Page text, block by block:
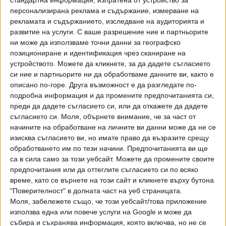
персонализирана реклама и съдържание, измерване на
рекламата и съдържанието, изследване на аудиторията и
развитие на услуги. С ваше разрешение ние и партньорите
ни може да използваме точни данни за географско
позициониране и идентификация чрез сканиране на
устройството. Можете да кликнете, за да дадете съгласието
си ние и партньорите ни да обработваме данните ви, както е
описано по-горе. Друга възможност е да разгледате по-
подробна информация и да промените предпочитанията си,
преди да дадете съгласието си, или да откажете да дадете
съгласието си. Моля, обърнете внимание, че за част от
начините на обработване на личните ви данни може да не се
изисква съгласието ви, но имате право да възразите срещу
обработването им по тези начини. Предпочитанията ви ще
са в сила само за този уебсайт. Можете да промените своите
предпочитания или да оттеглите съгласието си по всяко
време, като се върнете на този сайт и кликнете върху бутона
"Поверителност" в долната част на уеб страницата.
Моля, забележете също, че този уебсайт/това приложение
използва една или повече услуги на Google и може да
събира и съхранява информация, която включва, но не се
написал и не съм взел една стотинка от него. Сега
изведнъж каза, че тази песен от мюзикъла той я е
написал. Оттам започнаха да обрастват някакви неща,
как той бил оправял песните", заяви композиторът в
интервю за"24 часа"
Там, на завоя - Васил Найденов
и Братя Аргирови
текст: Васил Найденов и
Богослав-Тервел П. Тодоров,
музика: Васил Найденов и
Стефан Димитроваранжимент:
Стоян Бозов
YouTube
Той потвърди, че е забранил на Найденов да пее
хитовете, които са създали заедно. "Да, забранявам му.
Преди 6 месеца исках да се видим и да се разберем.
Оттогава не ми се е обадил. Има нотариална покана, за
да се срещнем. Той я получи и не се видяхме. Не знам
какво ще предприема, но това не е хубаво", заяви още
Димитров. "Аз не желая просто да чувам гласа му в